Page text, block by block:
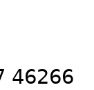
46266